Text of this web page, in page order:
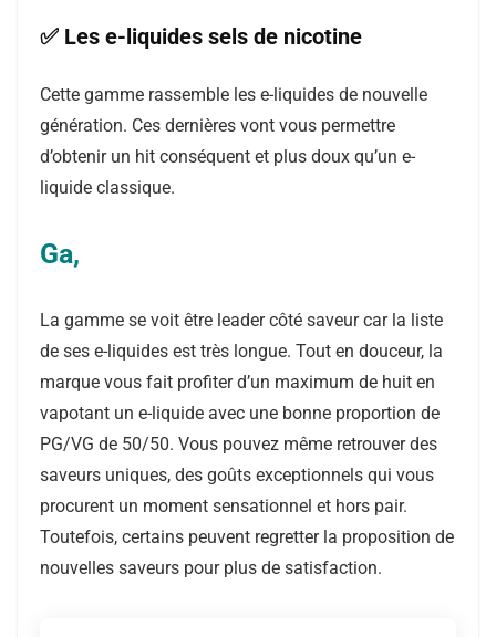
✅ Les e-liquides sels de nicotine
Cette gamme rassemble les e-liquides de nouvelle
génération. Ces dernières vont vous permettre
d’obtenir un hit conséquent et plus doux qu’un e-
liquide classique.
Ga,
La gamme se voit être leader côté saveur car la liste
de ses e-liquides est très longue. Tout en douceur, la
marque vous fait profiter d’un maximum de huit en
vapotant un e-liquide avec une bonne proportion de
PG/VG de 50/50. Vous pouvez même retrouver des
saveurs uniques, des goûts exceptionnels qui vous
procurent un moment sensationnel et hors pair.
Toutefois, certains peuvent regretter la proposition de
nouvelles saveurs pour plus de satisfaction.